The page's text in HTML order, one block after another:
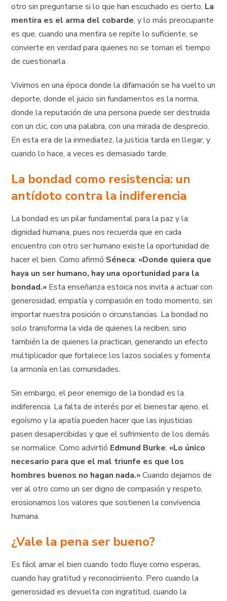
otro sin preguntarse si lo que han escuchado es cierto. La
mentira es el arma del cobarde, y lo más preocupante
es que, cuando una mentira se repite lo suficiente, se
convierte en verdad para quienes no se toman el tiempo
de cuestionarla.
Vivimos en una época donde la difamación se ha vuelto un
deporte, donde el juicio sin fundamentos es la norma,
donde la reputación de una persona puede ser destruida
con un clic, con una palabra, con una mirada de desprecio.
En esta era de la inmediatez, la justicia tarda en llegar, y
cuando lo hace, a veces es demasiado tarde.
La bondad como resistencia: un
antídoto contra la indiferencia
La bondad es un pilar fundamental para la paz y la
dignidad humana, pues nos recuerda que en cada
encuentro con otro ser humano existe la oportunidad de
hacer el bien. Como afirmó Séneca: «Donde quiera que
haya un ser humano, hay una oportunidad para la
bondad.» Esta enseñanza estoica nos invita a actuar con
generosidad, empatía y compasión en todo momento, sin
importar nuestra posición o circunstancias. La bondad no
solo transforma la vida de quienes la reciben, sino
también la de quienes la practican, generando un efecto
multiplicador que fortalece los lazos sociales y fomenta
la armonía en las comunidades.
Sin embargo, el peor enemigo de la bondad es la
indiferencia. La falta de interés por el bienestar ajeno, el
egoísmo y la apatía pueden hacer que las injusticias
pasen desapercibidas y que el sufrimiento de los demás
se normalice. Como advirtió Edmund Burke: «Lo único
necesario para que el mal triunfe es que los
hombres buenos no hagan nada.»Cuando dejamos de
ver al otro como un ser digno de compasión y respeto,
erosionamos los valores que sostienen la convivencia
humana.
¿Vale la pena ser bueno?
Es fácil amar el bien cuando todo fluye como esperas,
cuando hay gratitud y reconocimiento. Pero cuando la
generosidad es devuelta con ingratitud, cuando la